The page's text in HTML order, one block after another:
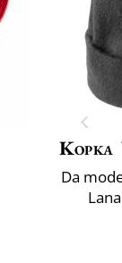
Kopka
Da